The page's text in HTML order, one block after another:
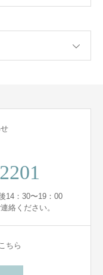
14：30〜19：00
絡ください。
ちら